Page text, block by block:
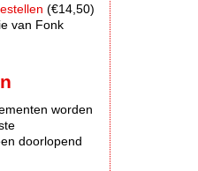
(€14,50)
van Fonk
worden
doorlopend